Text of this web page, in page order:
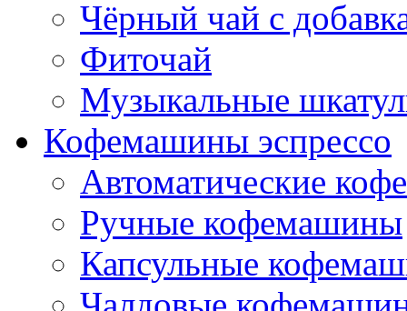
Чёрный чай с
Фиточай
Музыкальные
Кофемашины эспрессо
Автоматические
Ручные кофемашины
Капсульные